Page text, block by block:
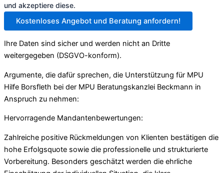
und akzeptiere diese.
Kostenloses Angebot und Beratung anfordern!
Ihre Daten sind sicher und werden nicht an Dritte
weitergegeben (DSGVO-konform).
Argumente, die dafür sprechen, die Unterstützung für MPU
Hilfe Borsfleth bei der MPU Beratungskanzlei Beckmann in
Anspruch zu nehmen:
Hervorragende Mandantenbewertungen:
Zahlreiche positive Rückmeldungen von Klienten bestätigen die
hohe Erfolgsquote sowie die professionelle und strukturierte
Vorbereitung. Besonders geschätzt werden die ehrliche